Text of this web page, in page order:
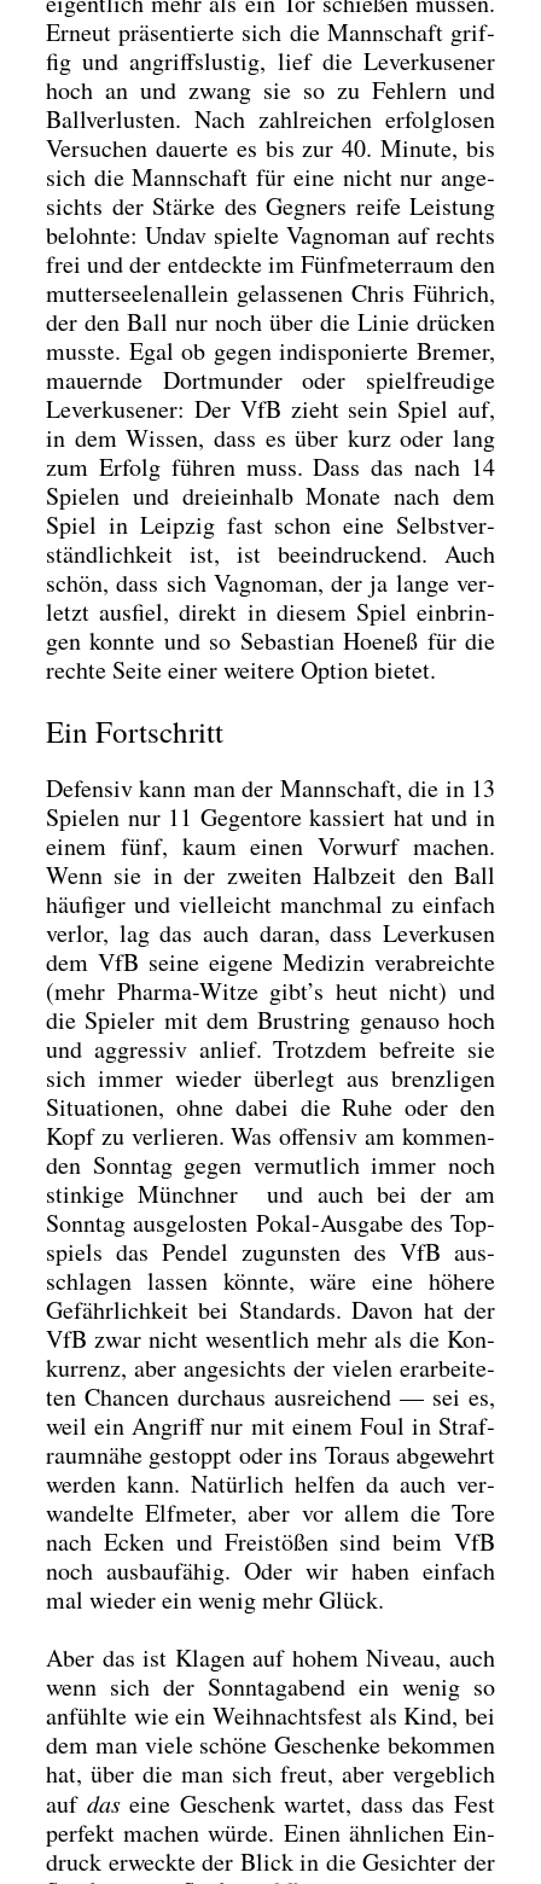
Erneut prä­sen­tier­te sich die Mann­schaft grif­
fig und angriffs­lus­tig, lief die Lever­ku­se­ner
hoch an und zwang sie so zu Feh­lern und
Ball­ver­lus­ten. Nach zahl­rei­chen erfolg­lo­sen
Ver­su­chen dau­er­te es bis zur 40. Minu­te, bis
sich die Mann­schaft für eine nicht nur ange­
sichts der Stär­ke des Geg­ners rei­fe Leis­tung
belohn­te: Undav spiel­te Vagno­man auf rechts
frei und der ent­deck­te im Fünf­me­ter­raum den
mut­ter­see­len­al­lein gelas­se­nen Chris Füh­rich,
der den Ball nur noch über die Linie drü­cken
muss­te. Egal ob gegen indis­po­nier­te Bre­mer,
mau­ern­de Dort­mun­der oder spiel­freu­di­ge
Lever­ku­se­ner: Der VfB zieht sein Spiel auf,
in dem Wis­sen, dass es über kurz oder lang
zum Erfolg füh­ren muss. Dass das nach 14
Spie­len und drei­ein­halb Mona­te nach dem
Spiel in Leip­zig fast schon eine Selbst­ver­
ständ­lich­keit ist, ist beein­dru­ckend. Auch
schön, dass sich Vagno­man, der ja lan­ge ver­
letzt aus­fiel, direkt in die­sem Spiel ein­brin­
gen konn­te und so Sebas­ti­an Hoe­neß für die
rech­te Sei­te einer wei­te­re Opti­on bie­tet.
Ein Fortschritt
Defen­siv kann man der Mann­schaft, die in 13
Spie­len nur 11 Gegen­to­re kas­siert hat und in
einem fünf, kaum einen Vor­wurf machen.
Wenn sie in der zwei­ten Halb­zeit den Ball
häu­fi­ger und viel­leicht manch­mal zu ein­fach
ver­lor, lag das auch dar­an, dass Lever­ku­sen
dem VfB sei­ne eige­ne Medi­zin ver­ab­reich­te
(mehr Phar­ma-Wit­ze gibt’s heut nicht) und
die Spie­ler mit dem Brust­ring genau­so hoch
und aggres­siv anlief. Trotz­dem befrei­te sie
sich immer wie­der über­legt aus brenz­li­gen
Situa­tio­nen, ohne dabei die Ruhe oder den
Kopf zu ver­lie­ren. Was offen­siv am kom­men­
den Sonn­tag gegen ver­mut­lich immer noch
stin­ki­ge Münch­ner und auch bei der am
Sonn­tag aus­ge­los­ten Pokal-Aus­ga­be des Top­
spiels das Pen­del zuguns­ten des VfB aus­
schla­gen las­sen könn­te, wäre eine höhe­re
Gefähr­lich­keit bei Stan­dards. Davon hat der
VfB zwar nicht wesent­lich mehr als die Kon­
kur­renz, aber ange­sichts der vie­len erar­bei­te­
ten Chan­cen durch­aus aus­rei­chend — sei es,
weil ein Angriff nur mit einem Foul in Straf­
raum­nä­he gestoppt oder ins Tor­aus abge­wehrt
wer­den kann. Natür­lich hel­fen da auch ver­
wan­del­te Elf­me­ter, aber vor allem die Tore
nach Ecken und Frei­stö­ßen sind beim VfB
noch aus­bau­fä­hig. Oder wir haben ein­fach
mal wie­der ein wenig mehr Glück.
Aber das ist Kla­gen auf hohem Niveau, auch
wenn sich der Sonn­tag­abend ein wenig so
anfühl­te wie ein Weih­nachts­fest als Kind, bei
dem man vie­le schö­ne Geschen­ke bekom­men
hat, über die man sich freut, aber ver­geb­lich
auf daseine Geschenk war­tet, dass das Fest
per­fekt machen wür­de. Einen ähn­li­chen Ein­
druck erweck­te der Blick in die Gesich­ter der